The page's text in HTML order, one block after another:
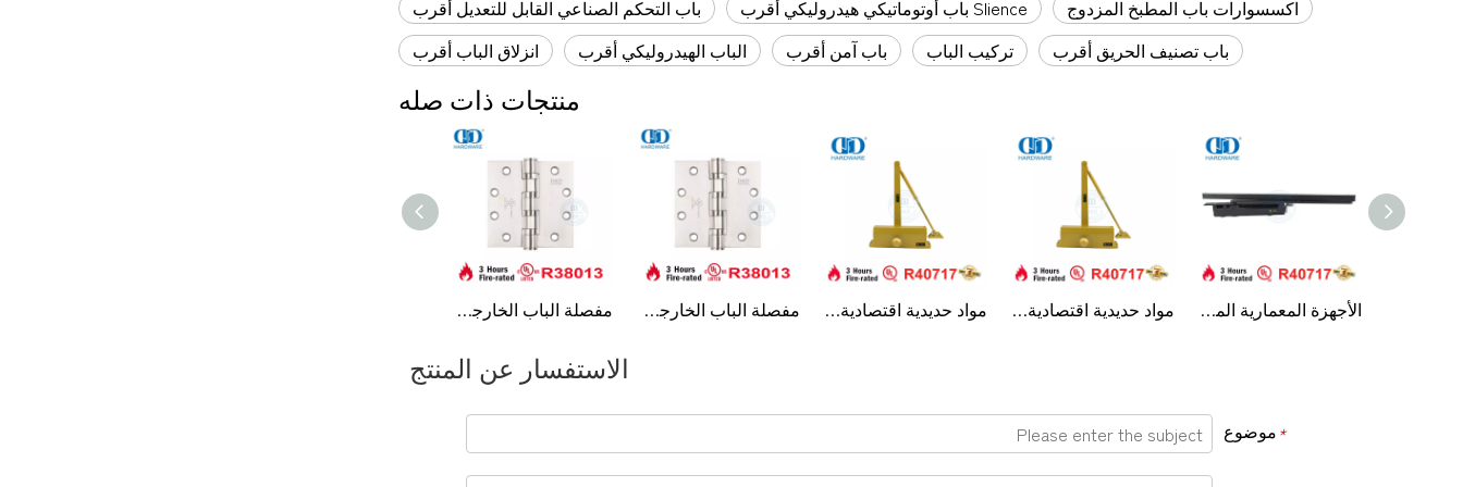
باب التحكم الصناعي القابل للتعديل أقرب Slience باب أوتوماتيكي هيدروليكي أقرب
اكسسوارات باب المطبخ المزدوج
انزلاق الباب أقرب
الباب الهيدروليكي أقرب باب آمن أقرب تركيب الباب باب تصنيف الحريق أقرب
منتجات ذات صله
مفصلة الباب الخارجي SUS304 القياسية الأمريكية المقاومة للحريق من UL-DDSS004-FR مفصلة الباب الخارجي SUS304 القياسية الأمريكية المقاومة للحريق من UL-DDSS004-FR مواد حديدية اقتصادية من الألومنيوم حاصلة على شهادة UL لمقاومة الحريق والذراع المتوازي مخرج هيدروليكي علوي للباب الداخلي أقرب إلى DDDC057 مواد حديدية اقتصادية من الألومنيوم حاصلة على شهادة UL لمقاومة الحريق والذراع المتوازي مخرج هيدروليكي علوي للباب الداخلي أقرب إلى DDDC057 الأجهزة المعمارية المدرجة في قائمة UL من سبائك الألومنيوم المقاومة للحريق، باب داخلي هيدروليكي منزلق قوي، DDDC052
الاستفسار عن المنتج
*موضوع